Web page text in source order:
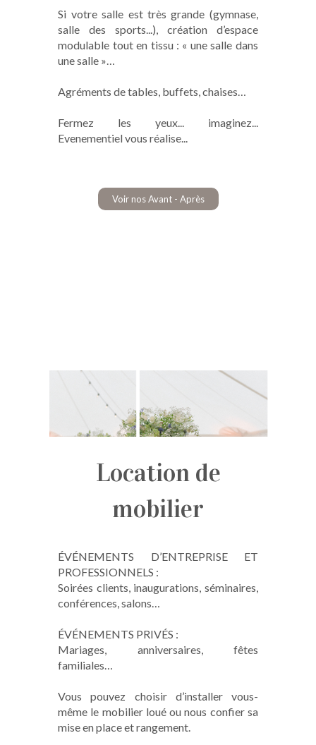
Si votre salle est très grande (gymnase,
salle des sports...), création d’espace
modulable tout en tissu : « une salle dans
une salle »…
Agréments de tables, buffets, chaises…
Fermez les yeux... imaginez...
Evenementiel vous réalise...
Voir nos Avant - Après
Location de
mobilier
ÉVÉNEMENTS D’ENTREPRISE ET
PROFESSIONNELS :
Soirées clients, inaugurations, séminaires,
conférences, salons…
ÉVÉNEMENTS PRIVÉS :
Mariages, anniversaires, fêtes
familiales…
Vous pouvez choisir d’installer vous-
même le mobilier loué ou nous confier sa
mise en place et rangement.